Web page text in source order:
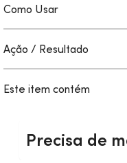
Como Usar
Ação / Resultado
Este item contém
Precisa de